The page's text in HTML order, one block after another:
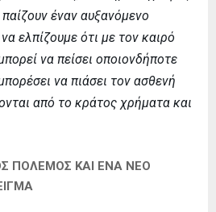
έναν αυξανόμενο
ελπίζουμε ότι με τον καιρό
να πείσει οποιονδήποτε
να πιάσει τον ασθενή
από το κράτος χρήματα και
ΠΟΛΕΜΟΣ ΚΑΙ ΕΝΑ ΝΕΟ